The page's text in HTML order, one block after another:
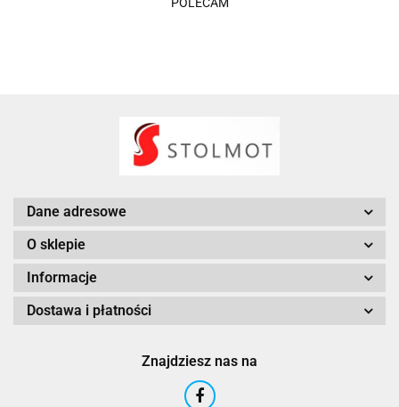
Dane adresowe
O sklepie
Informacje
Dostawa i płatności
Znajdziesz nas na